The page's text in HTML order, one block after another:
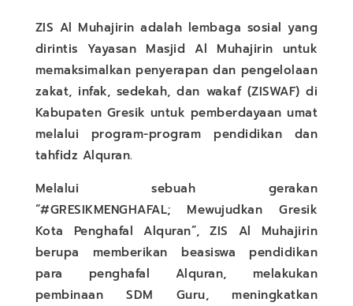
ZIS Al Muhajirin adalah lembaga sosial yang
dirintis Yayasan Masjid Al Muhajirin untuk
memaksimalkan penyerapan dan pengelolaan
zakat, infak, sedekah, dan wakaf (ZISWAF) di
Kabupaten Gresik untuk pemberdayaan umat
melalui program-program pendidikan dan
tahfidz Alquran.
Melalui sebuah gerakan
“#GRESIKMENGHAFAL; Mewujudkan Gresik
Kota Penghafal Alquran”, ZIS Al Muhajirin
berupa memberikan beasiswa pendidikan
para penghafal Alquran, melakukan
pembinaan SDM Guru, meningkatkan